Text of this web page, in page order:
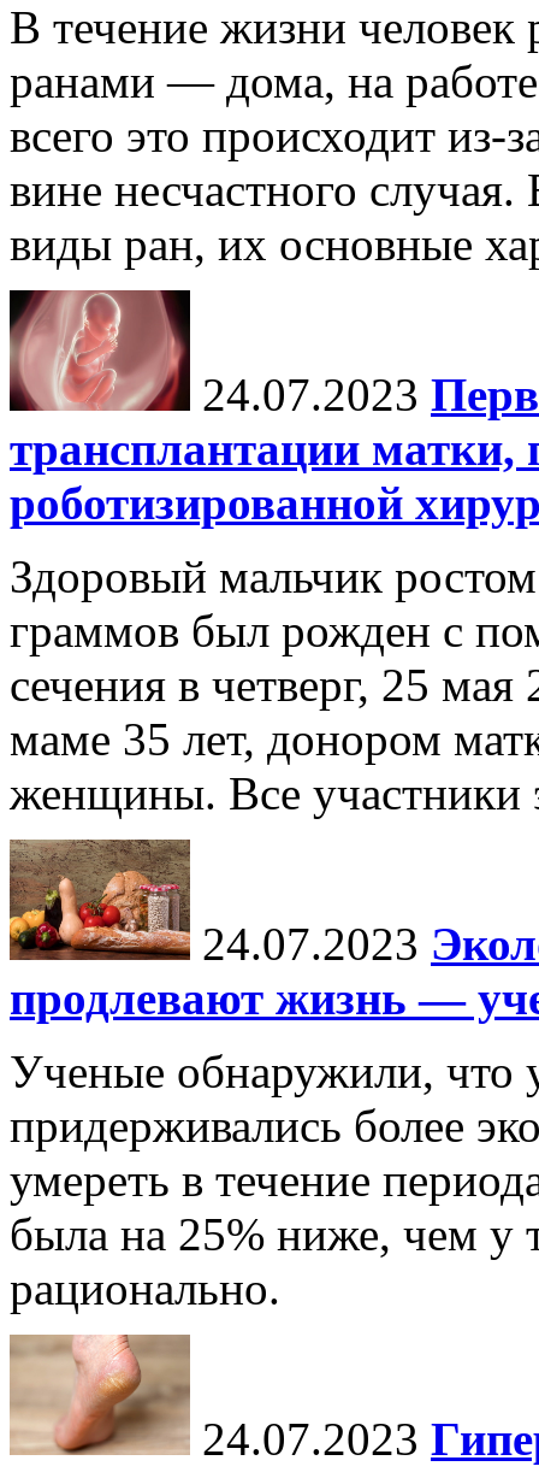
В течение жизни человек
ранами — дома, на
всего это происходит из-
вине несчастного
виды ран, их основные
24.07.2023
трансплантации
роботизированной
Здоровый мальчик
граммов был рожден с
сечения в четверг, 25
маме 35 лет, донором
женщины. Все участники
24.07.2023
продлевают жизнь —
Ученые обнаружили, что
придерживались более
умереть в течение
была на 25% ниже, чем у
рационально.
24.07.2023